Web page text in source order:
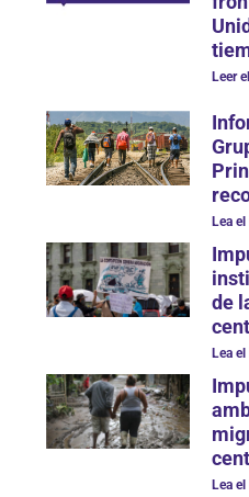
Leer
Lea
de
Lea
Lea